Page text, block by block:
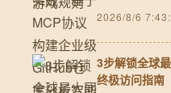
2026/8/6
3步解锁全球
终极访问指南